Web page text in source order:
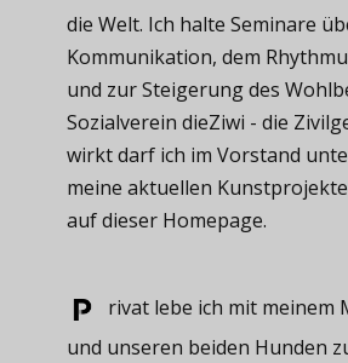
die Welt. Ich halte Seminare
Kommunikation, dem
und zur Steigerung des
Sozialverein dieZiwi - die
wirkt darf ich im Vorstand
meine aktuellen
auf dieser Homepage.
rivat ​lebe ich mit meinem
und unseren beiden Hunden